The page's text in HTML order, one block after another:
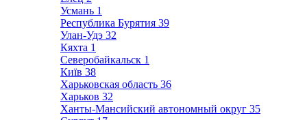
Усмань 1
Республика Бурятия 39
Улан-Удэ 32
Кяхта 1
Северобайкальск 1
Київ 38
Харьковская область 36
Харьков 32
Ханты-Мансийский автономный округ 35